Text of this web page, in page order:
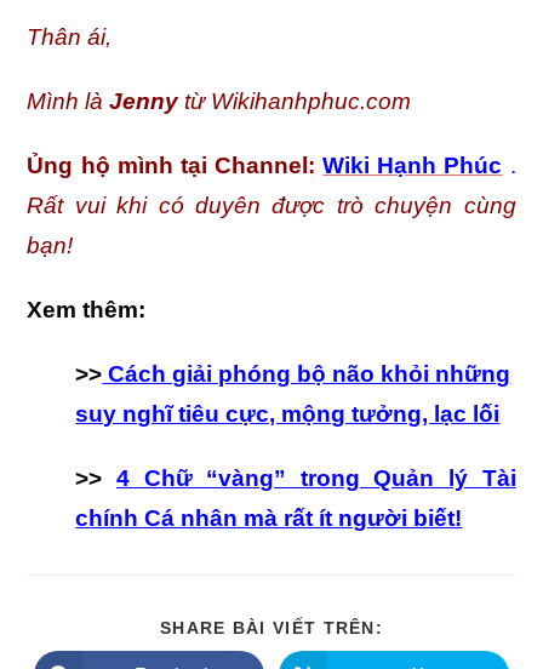
Thân ái,
Mình làJennytừ Wikihanhphuc.com
Ủng hộ mình tại Channel:Wiki Hạnh Phúc .
Rất vui khi có duyên được trò chuyện cùng
bạn!
Xem thêm:
>> Cách giải phóng bộ não khỏi những
suy nghĩ tiêu cực, mộng tưởng, lạc lối
>>4 Chữ “vàng” trong Quản lý Tài
chính Cá nhân mà rất ít người biết!
SHARE BÀI VIẾT TRÊN: